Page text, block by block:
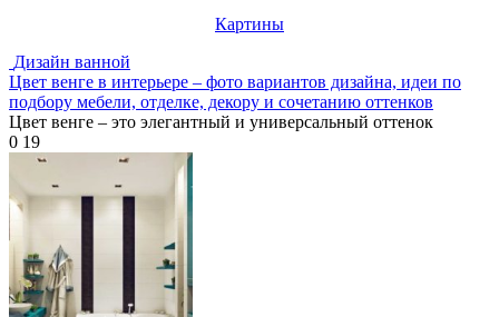
Картины
Дизайн ванной
Цвет венге в интерьере – фото вариантов дизайна, идеи по
подбору мебели, отделке, декору и сочетанию оттенков
Цвет венге – это элегантный и универсальный оттенок
0 19